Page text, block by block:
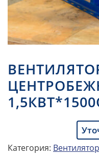
Категория: